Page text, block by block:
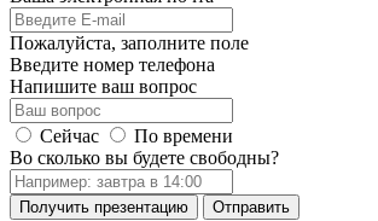
Пожалуйста, заполните поле
Введите номер телефона
Напишите ваш вопрос
Сейчас
По времени
Во сколько вы будете свободны?
Получить презентацию Отправить